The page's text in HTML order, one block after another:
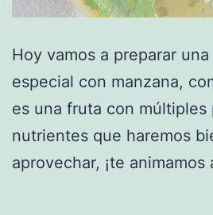
Hoy vamos a preparar
especial con manzana,
es una fruta con múltiples
nutrientes que haremos
aprovechar, ¡te animamos